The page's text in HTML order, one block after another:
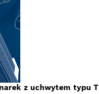
z uchwytem typu T